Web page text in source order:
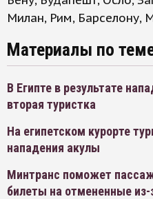
Милан, Рим, Барселону,
Материалы по
В Египте в результате
вторая туристка
На египетском курорте
нападения акулы
Минтранс поможет
билеты на отмененные